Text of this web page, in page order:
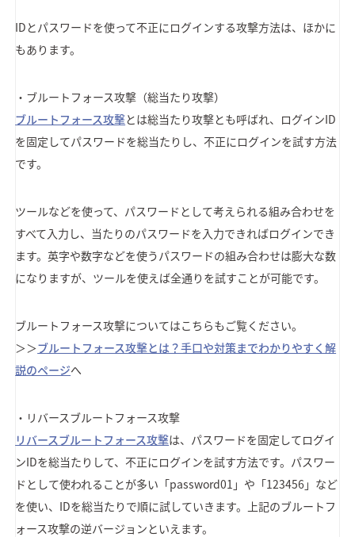
IDとパスワードを使って不正にログインする攻撃方法は、ほかに
もあります。
・ブルートフォース攻撃（総当たり攻撃）
ブルートフォース攻撃とは総当たり攻撃とも呼ばれ、ログインID
を固定してパスワードを総当たりし、不正にログインを試す方法
です。
ツールなどを使って、パスワードとして考えられる組み合わせを
すべて入力し、当たりのパスワードを入力できればログインでき
ます。英字や数字などを使うパスワードの組み合わせは膨大な数
になりますが、ツールを使えば全通りを試すことが可能です。
ブルートフォース攻撃についてはこちらもご覧ください。
＞＞ブルートフォース攻撃とは？手口や対策までわかりやすく解
説のページへ
・リバースブルートフォース攻撃
リバースブルートフォース攻撃は、パスワードを固定してログイ
ンIDを総当たりして、不正にログインを試す方法です。パスワー
ドとして使われることが多い「password01」や「123456」など
を使い、IDを総当たりで順に試していきます。上記のブルートフ
ォース攻撃の逆バージョンといえます。